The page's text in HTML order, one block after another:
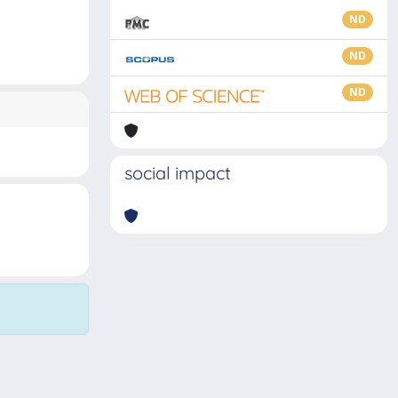
ND
ND
ND
social impact